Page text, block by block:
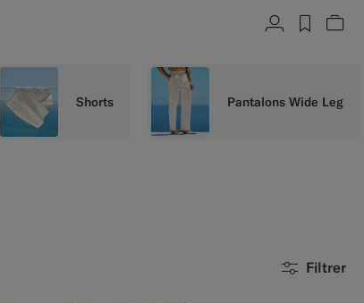
Shorts Pantalons Wide Leg
Filtrer